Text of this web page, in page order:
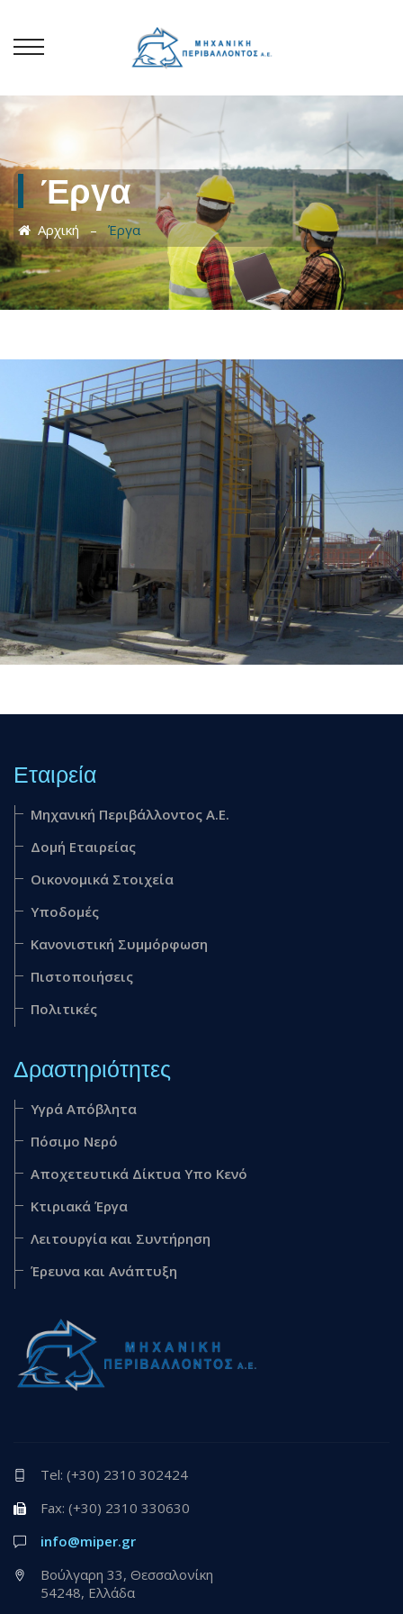
Έργα
Αρχική – Έργα
Εταιρεία
Mηχανική Περιβάλλοντος Α.Ε.
Δομή Εταιρείας
Οικονομικά Στοιχεία
Υποδομές
Κανονιστική Συμμόρφωση
Πιστοποιήσεις
Πολιτικές
Δραστηριότητες
Υγρά Απόβλητα
Πόσιμο Νερό
Αποχετευτικά Δίκτυα Υπο Κενό
Κτιριακά Έργα
Λειτουργία και Συντήρηση
Έρευνα και Ανάπτυξη
Tel: (+30) 2310 302424
Fax: (+30) 2310 330630
info@miper.gr
Βούλγαρη 33, Θεσσαλονίκη
54248, Ελλάδα